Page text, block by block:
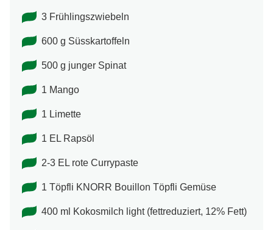
3 Frühlingszwiebeln
600 g Süsskartoffeln
500 g junger Spinat
1 Mango
1 Limette
1 EL Rapsöl
2-3 EL rote Currypaste
1 Töpfli KNORR Bouillon Töpfli Gemüse
400 ml Kokosmilch light (fettreduziert, 12% Fett)